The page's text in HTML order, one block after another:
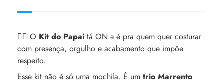
❤️‍🔥 O Kit do Papai tá ON e é pra quem quer costurar
com presença, orgulho e acabamento que impõe
respeito.
Esse kit não é só uma mochila. É um trio Marrento